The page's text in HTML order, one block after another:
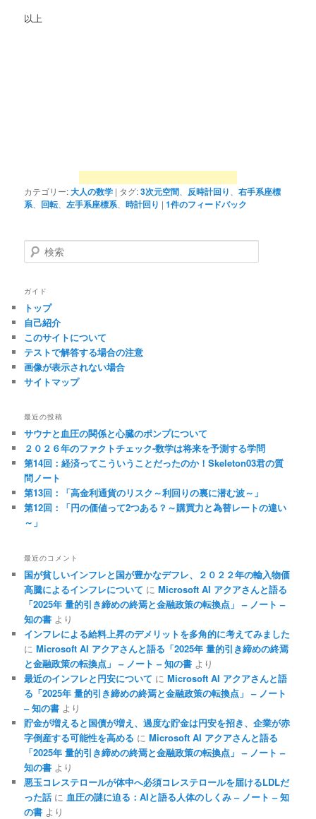
以上
カテゴリー:大人の数学 | タグ:3次元空間 反時計回り 、右手系座標
系
回転 、左手系座標系 、時計回り |1件のフィードバック
検
索
ガイド
トップ
自己紹介
このサイトについて
テストで解答する場合の注意
画像が表示されない場合
サイトマップ
最近の投稿
サウナと血圧の関係と心臓のポンプについて
２０２６年のファクトチェック-数学は将来を予測する学問
第14回：経済ってこういうことだったのか！Skeleton03君の質
問ノート
第13回：「高金利通貨のリスク～利回りの裏に潜む波～」
第12回：「円の価値って2つある？～購買力と為替レートの違い
～」
最近のコメント
国が貧しいインフレと国が豊かなデフレ、２０２２年の輸入物価
高騰によるインフレについて にMicrosoft AI アクアさんと語る
「2025年 量的引き締めの終焉と金融政策の転換点」 – ノート –
知の書 より
インフレによる給料上昇のデメリットを多角的に考えてみました
にMicrosoft AI アクアさんと語る「2025年 量的引き締めの終焉
と金融政策の転換点」 – ノート – 知の書 より
最近のインフレと円安について にMicrosoft AI アクアさんと語
る「2025年 量的引き締めの終焉と金融政策の転換点」 – ノート
– 知の書 より
貯金が増えると国債が増え、過度な貯金は円安を招き、企業が赤
字倒産する可能性を高める にMicrosoft AI アクアさんと語る
「2025年 量的引き締めの終焉と金融政策の転換点」 – ノート –
知の書 より
悪玉コレステロールが体中へ必須コレステロールを届けるLDLだ
った話 に 血圧の謎に迫る：AIと語る人体のしくみ – ノート – 知
の書 より